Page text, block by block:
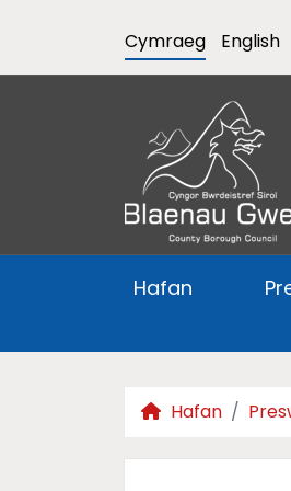
Cymraeg English
Hafan
Hafan